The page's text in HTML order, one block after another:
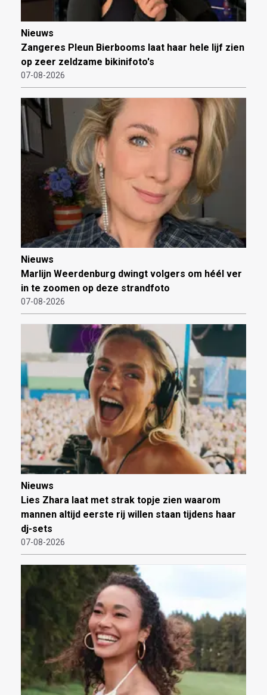
Nieuws
Zangeres Pleun Bierbooms laat haar hele lijf zien
op zeer zeldzame bikinifoto's
07-08-2026
Nieuws
Marlijn Weerdenburg dwingt volgers om héél ver
in te zoomen op deze strandfoto
07-08-2026
Nieuws
Lies Zhara laat met strak topje zien waarom
mannen altijd eerste rij willen staan tijdens haar
dj-sets
07-08-2026